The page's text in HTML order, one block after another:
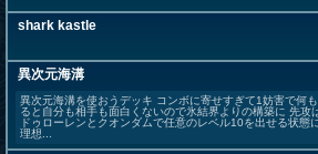
shark kastle
異次元海溝
異次元海溝を使おうデッキ コンボに寄せすぎて1妨害で何
ると自分も相手も面白くないので氷結界よりの構築に 先攻
ドゥローレンとクオンダムで任意のレベル10を出せる状態
理想...